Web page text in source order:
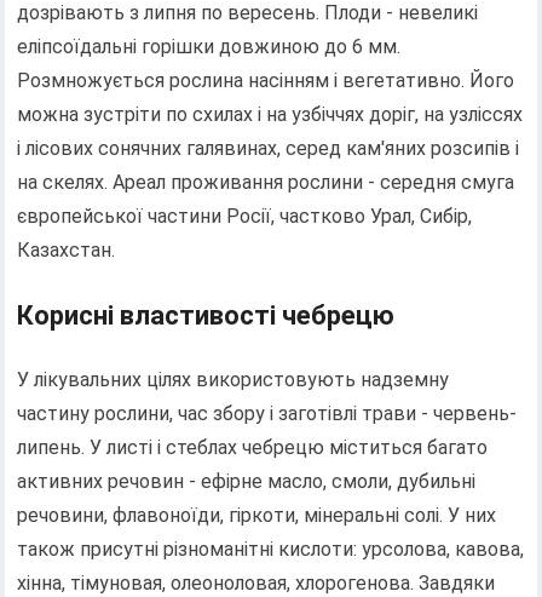
дозрівають з липня по вересень. Плоди - невеликі
еліпсоїдальні горішки довжиною до 6 мм.
Розмножується рослина насінням і вегетативно. Його
можна зустріти по схилах і на узбіччях доріг, на узліссях
і лісових сонячних галявинах, серед кам'яних розсипів і
на скелях. Ареал проживання рослини - середня смуга
європейської частини Росії, частково Урал, Сибір,
Казахстан.
Корисні властивості чебрецю
У лікувальних цілях використовують надземну
частину рослини, час збору і заготівлі трави - червень-
липень. У листі і стеблах чебрецю міститься багато
активних речовин - ефірне масло, смоли, дубильні
речовини, флавоноїди, гіркоти, мінеральні солі. У них
також присутні різноманітні кислоти: урсолова, кавова,
хінна, тімуновая, олеоноловая, хлорогенова. Завдяки